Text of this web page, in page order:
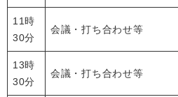
11時
30分
会議・打ち合わせ等
13時
30分
会議・打ち合わせ等